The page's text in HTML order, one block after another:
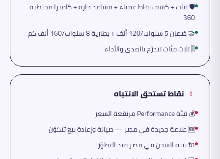
🛡️ ثبات + كشف نقاط عمياء + مساعد حارة + كاميرا محيطية
360
🤝 ضمان 5 سنوات/120 ألف + بطارية 8 سنوات/160 ألف كم
🎚️ ثلاث فئات تتدرّج بالمدى والأداء
! نقاط تستحق الانتباه
💰 فئة Performance مرتفعة السعر
🆕 علامة جديدة في مصر — صيانة وإعادة بيع تتكوّن
🔌 بنية الشحن في مصر قيد التطوّر